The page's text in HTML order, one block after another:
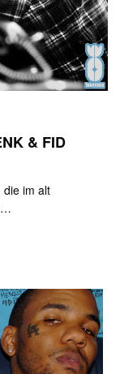
& FID
die im alt